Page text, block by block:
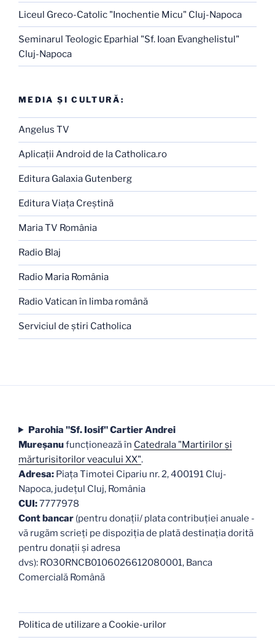
Liceul Greco-Catolic "Inochentie Micu" Cluj-Napoca
Seminarul Teologic Eparhial "Sf. Ioan Evanghelistul"
Cluj-Napoca
MEDIA ŞI CULTURĂ:
Angelus TV
Aplicaţii Android de la Catholica.ro
Editura Galaxia Gutenberg
Editura Viaţa Creştină
Maria TV România
Radio Blaj
Radio Maria România
Radio Vatican în limba română
Serviciul de ştiri Catholica
Parohia "Sf. Iosif" Cartier Andrei
Mureşanufuncţionează în Catedrala "Martirilor şi
mărturisitorilor veacului XX".
Adresa: Piaţa Timotei Cipariu nr. 2, 400191 Cluj-
Napoca, judeţul Cluj, România
CUI:7777978
Cont bancar (pentru donații/ plata contribuției anuale -
vă rugăm scrieți pe dispoziția de plată destinația dorită
pentru donații și adresa
dvs): RO30RNCB0106026612080001, Banca
Comercială Română
Politica de utilizare a Cookie-urilor